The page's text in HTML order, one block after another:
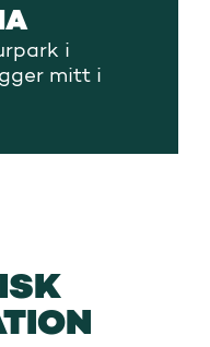
i
mitt i